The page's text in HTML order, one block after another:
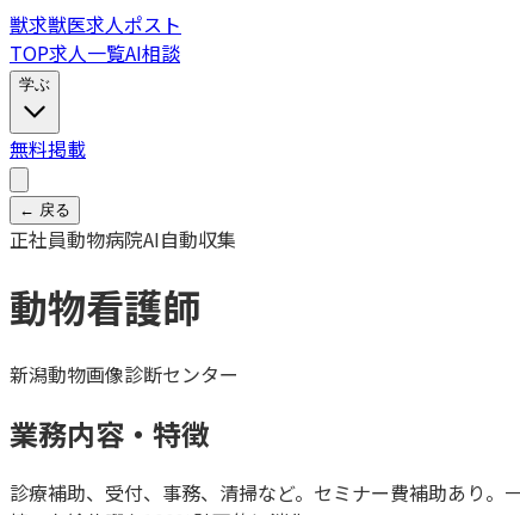
獣求獣医求人ポスト
TOP求人一覧AI相談
学ぶ
無料掲載
← 戻る
正社員動物病院AI自動収集
動物看護師
新潟動物画像診断センター
業務内容・特徴
診療補助、受付、事務、清掃など。セミナー費補助あり